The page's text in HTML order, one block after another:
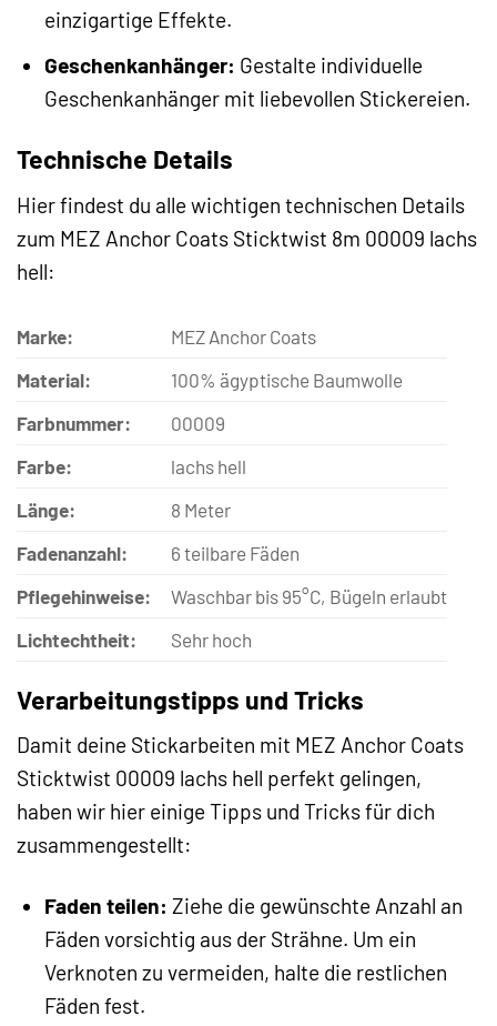
einzigartige Effekte.
Geschenkanhänger: Gestalte individuelle
Geschenkanhänger mit liebevollen Stickereien.
Technische Details
Hier findest du alle wichtigen technischen Details
zum MEZ Anchor Coats Sticktwist 8m 00009 lachs
hell:
Marke:
MEZ Anchor Coats
Material:
100% ägyptische Baumwolle
Farbnummer:
00009
Farbe:
lachs hell
Länge:
8 Meter
Fadenanzahl:
6 teilbare Fäden
Pflegehinweise:
Waschbar bis 95°C, Bügeln erlaubt
Lichtechtheit:
Sehr hoch
Verarbeitungstipps und Tricks
Damit deine Stickarbeiten mit MEZ Anchor Coats
Sticktwist 00009 lachs hell perfekt gelingen,
haben wir hier einige Tipps und Tricks für dich
zusammengestellt:
Faden teilen: Ziehe die gewünschte Anzahl an
Fäden vorsichtig aus der Strähne. Um ein
Verknoten zu vermeiden, halte die restlichen
Fäden fest.